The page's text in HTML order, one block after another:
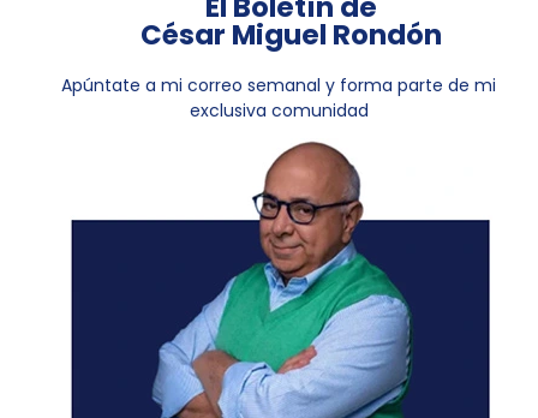
César Miguel Rondón
Apúntate a mi correo semanal y forma parte de mi
exclusiva comunidad